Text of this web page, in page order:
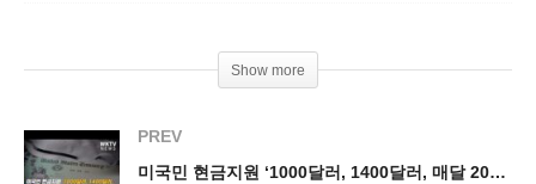
Show more
PREV
미국민 현금지원 ‘1000달러, 1400달러, 매달 2000달러’ 중구난방